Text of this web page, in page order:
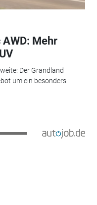
Mehr
Der Grandland
um ein besonders